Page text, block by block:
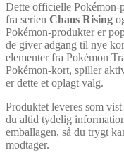
Dette officielle Pokémon-
fra serien Chaos Rising
Pokémon-produkter er
de giver adgang til nye
elementer fra Pokémon
Pokémon-kort, spiller
er dette et oplagt valg.
Produktet leveres som
du altid tydelig
emballagen, så du trygt
modtager.